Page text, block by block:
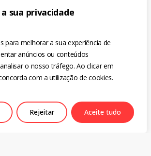
sua privacidade
para melhorar a sua experiência de
anúncios ou conteúdos
o nosso tráfego. Ao clicar em
com a utilização de cookies.
Rejeitar Aceite tudo
Semedo
Cardoso